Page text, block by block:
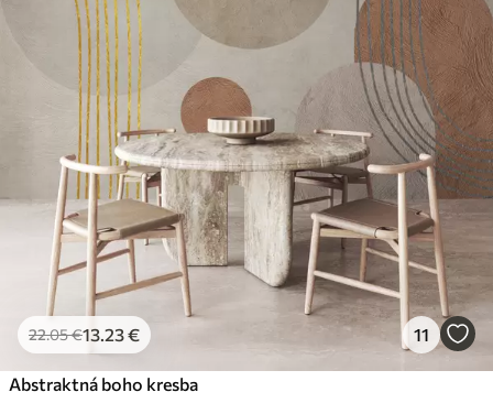
Premium
.6734.00 €
Prémiový vinyl
.00 39 .00€/m²
Peel and Stick
81.67 49.00€/m²
22.05€13 .23€ 11
Abstraktná boho kresba